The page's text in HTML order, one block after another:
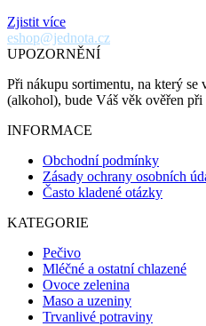
Zjistit více
eshop@jednota.cz
UPOZORNĚNÍ
Při nákupu sortimentu, na který se
(alkohol), bude Váš věk ověřen při
INFORMACE
Obchodní podmínky
Zásady ochrany osobních
Často kladené otázky
KATEGORIE
Pečivo
Mléčné a ostatní chlazené
Ovoce zelenina
Maso a uzeniny
Trvanlivé potraviny